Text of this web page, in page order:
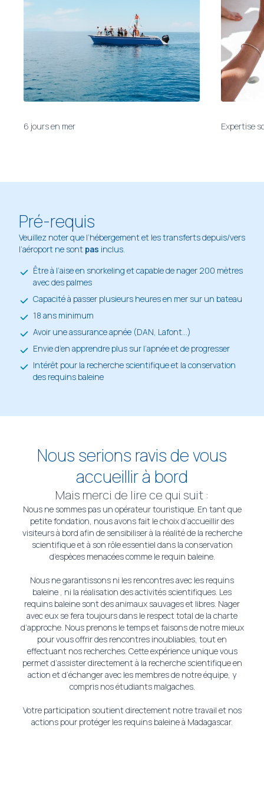
6 jours en mer Expertise
Pré-requis
Veuillez noter que l’hébergement et les transferts depuis/vers
l’aéroport ne sont pas inclus.
Être à l’aise en snorkeling et capable de nager 200 mètres
avec des palmes
Capacité à passer plusieurs heures en mer sur un bateau
18 ans minimum
Avoir une assurance apnée (DAN, Lafont…)
Envie d’en apprendre plus sur l’apnée et de progresser
Intérêt pour la recherche scientifique et la conservation
des requins baleine
Nous serions ravis de vous
accueillir à bord
Mais merci de lire ce qui suit :
Nous ne sommes pas un opérateur touristique. En tant que
petite fondation, nous avons fait le choix d’accueillir des
visiteurs à bord afin de sensibiliser à la réalité de la recherche
scientifique et à son rôle essentiel dans la conservation
d’espèces menacées comme le requin baleine.
Nous ne garantissons ni les rencontres avec les requins
baleine , ni la réalisation des activités scientifiques. Les
requins baleine sont des animaux sauvages et libres. Nager
avec eux se fera toujours dans le respect total de la charte
d’approche. Nous prenons le temps et faisons de notre mieux
pour vous offrir des rencontres inoubliables, tout en
effectuant nos recherches. Cette expérience unique vous
permet d’assister directement à la recherche scientifique en
action et d’échanger avec les membres de notre équipe, y
compris nos étudiants malgaches.
Votre participation soutient directement notre travail et nos
actions pour protéger les requins baleine à Madagascar.